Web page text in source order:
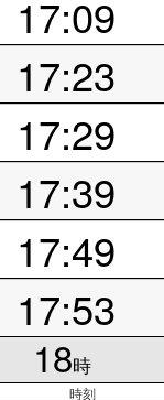
17:09
17:23
17:29
17:39
17:49
17:53
18時
時刻